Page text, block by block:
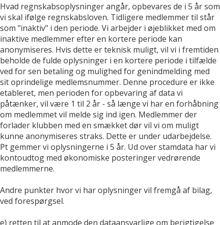
Hvad regnskabsoplysninger angår, opbevares de i 5 år som
vi skal ifølge regnskabsloven. Tidligere medlemmer til står
som "inaktiv" i den periode. Vi arbejder i øjeblikket med om
inaktive medlemmer efter en kortere periode kan
anonymiseres. Hvis dette er teknisk muligt, vil vi i fremtiden
beholde de fulde oplysninger i en kortere periode i tilfælde
ved for sen betaling og mulighed for genindmelding med
sit oprindelige medlemsnummer. Denne procedure er ikke
etableret, men perioden for opbevaring af data vi
påtænker, vil være 1 til 2 år - så længe vi har en forhåbning
om medlemmet vil melde sig ind igen. Medlemmer der
forlader klubben med en smækket dør vil vi om muligt
kunne anonymiseres straks. Dette er under udarbejdelse.
Pt gemmer vi oplysningerne i 5 år. Ud over stamdata har vi
kontoudtog med økonomiske posteringer vedrørende
medlemmerne.
Andre punkter hvor vi har oplysninger vil fremgå af bilag,
ved forespørgsel.
e) retten til at anmode den dataansvarlige om berigtigelse